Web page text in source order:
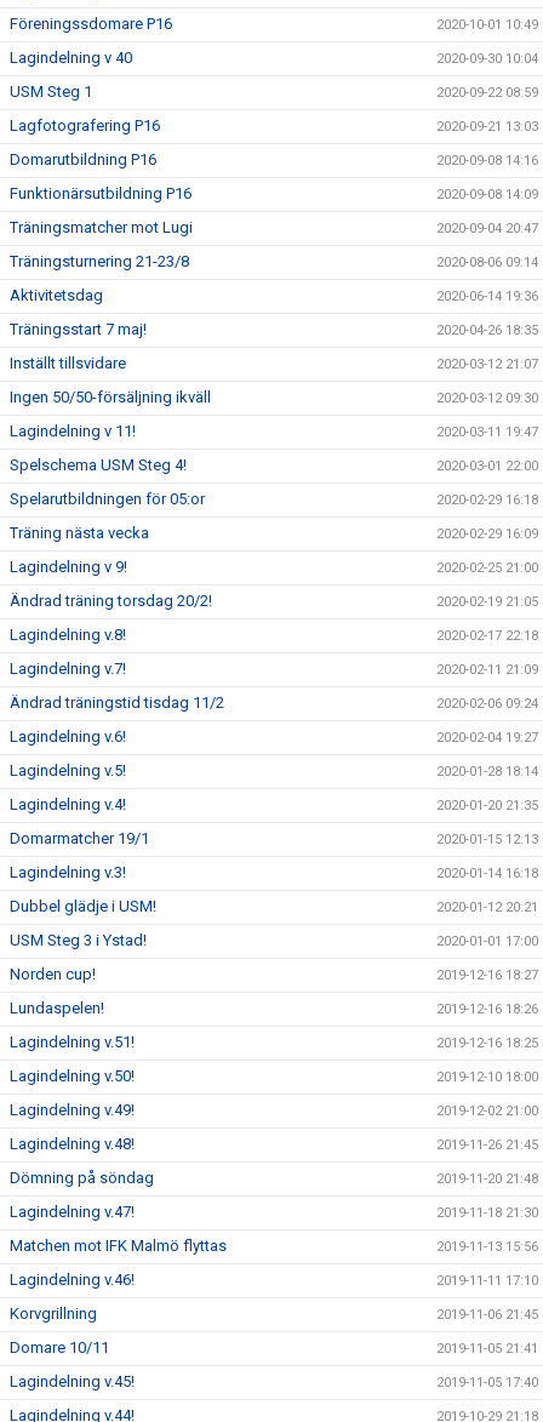
Föreningssdomare P16 2020-10-01 10:49
Lagindelning v 40 2020-09-30 10:04
USM Steg 1 2020-09-22 08:59
Lagfotografering P16 2020-09-21 13:03
Domarutbildning P16 2020-09-08 14:16
Funktionärsutbildning P16 2020-09-08 14:09
Träningsmatcher mot Lugi 2020-09-04 20:47
Träningsturnering 21-23/8 2020-08-06 09:14
Aktivitetsdag 2020-06-14 19:36
Träningsstart 7 maj! 2020-04-26 18:35
Inställt tillsvidare 2020-03-12 21:07
Ingen 50/50-försäljning ikväll 2020-03-12 09:30
Lagindelning v 11! 2020-03-11 19:47
Spelschema USM Steg 4! 2020-03-01 22:00
Spelarutbildningen för 05:or 2020-02-29 16:18
Träning nästa vecka 2020-02-29 16:09
Lagindelning v 9! 2020-02-25 21:00
Ändrad träning torsdag 20/2! 2020-02-19 21:05
Lagindelning v.8! 2020-02-17 22:18
Lagindelning v.7! 2020-02-11 21:09
Ändrad träningstid tisdag 11/2 2020-02-06 09:24
Lagindelning v.6! 2020-02-04 19:27
Lagindelning v.5! 2020-01-28 18:14
Lagindelning v.4! 2020-01-20 21:35
Domarmatcher 19/1 2020-01-15 12:13
Lagindelning v.3! 2020-01-14 16:18
Dubbel glädje i USM! 2020-01-12 20:21
USM Steg 3 i Ystad! 2020-01-01 17:00
Norden cup! 2019-12-16 18:27
Lundaspelen! 2019-12-16 18:26
Lagindelning v.51! 2019-12-16 18:25
Lagindelning v.50! 2019-12-10 18:00
Lagindelning v.49! 2019-12-02 21:00
Lagindelning v.48! 2019-11-26 21:45
Dömning på söndag 2019-11-20 21:48
Lagindelning v.47! 2019-11-18 21:30
Matchen mot IFK Malmö flyttas 2019-11-13 15:56
Lagindelning v.46! 2019-11-11 17:10
Korvgrillning 2019-11-06 21:45
Domare 10/11 2019-11-05 21:41
Lagindelning v.45! 2019-11-05 17:40
Lagindelning v.44! 2019-10-29 21:18